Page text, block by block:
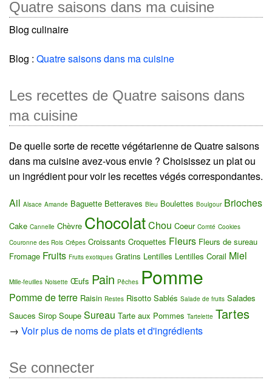
Quatre saisons dans ma cuisine
Blog culinaire
Blog : Quatre saisons dans ma cuisine
Les recettes de Quatre saisons dans
ma cuisine
De quelle sorte de recette végétarienne de Quatre saisons
dans ma cuisine avez-vous envie ? Choisissez un plat ou
un ingrédient pour voir les recettes végés correspondantes.
Ail Alsace Amande Baguette Betteraves Bleu Boulettes Boulgour Brioches
Cake Cannelle Chèvre ChocolatChou Coeur Comté Cookies
Couronne des Rois Crêpes Croissants Croquettes Fleurs Fleurs de sureau
Fromage Fruits Fruits exotiques Gratins Lentilles Lentilles Corail Miel
Mille-feuilles Noisette Œufs Pain Pêches Pomme
Pomme de terre Raisin Restes Risotto Sablés Salade de fruits Salades
Sauces Sirop Soupe Sureau Tarte aux Pommes Tartelette Tartes
→ Voir plus de noms de plats et d'ingrédients
Se connecter